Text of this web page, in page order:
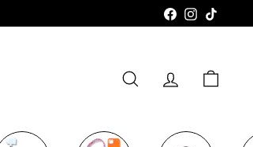
Facebook
Instagram
PESQUISAR
CONTA